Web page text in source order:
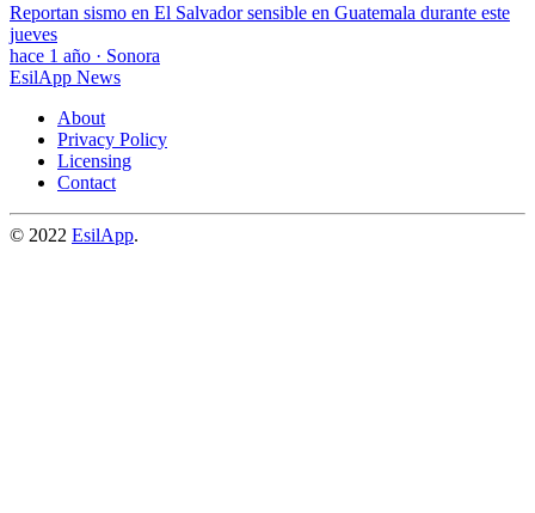
Reportan sismo en El Salvador sensible en Guatemala durante este
jueves
hace 1 año · Sonora
EsilApp News
About
Privacy Policy
Licensing
Contact
© 2022 EsilApp.